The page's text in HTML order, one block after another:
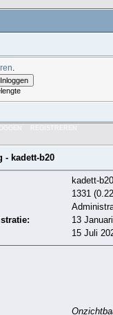
- kadett-b20
kadett-b20
1331
13
15 Juli